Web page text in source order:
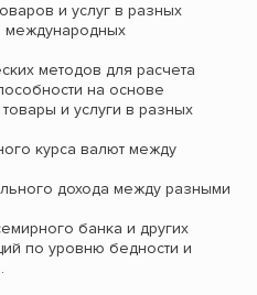
и услуг в разных
международных
методов для расчета
на основе
и услуги в разных
курса валют между
дохода между разными
банка и других
по уровню бедности и